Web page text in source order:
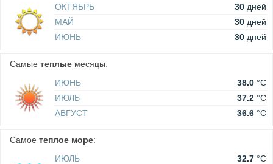
ОКТЯБРЬ
30 дней
МАЙ
30 дней
ИЮНЬ
30 дней
Самые теплые месяцы:
ИЮНЬ
38.0 °C
ИЮЛЬ
37.2 °C
АВГУСТ
36.6 °C
Самое теплое море:
ИЮЛЬ
32.7 °C